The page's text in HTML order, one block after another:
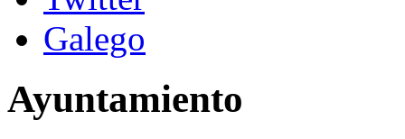
Galego
Ayuntamiento